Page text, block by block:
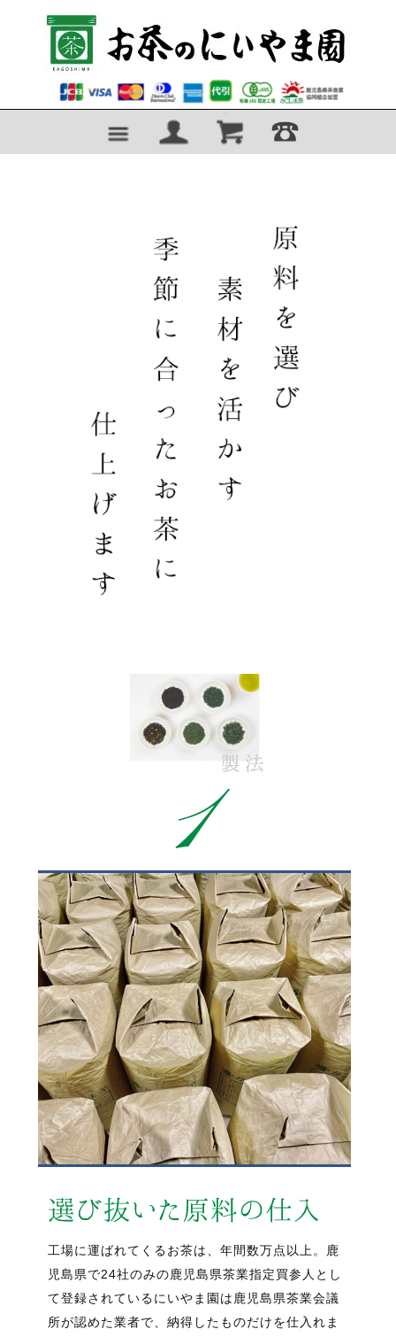
工場に運ばれてくるお茶は、年間数万点以上。鹿
児島県で24社のみの鹿児島県茶業指定買参人とし
て登録されているにいやま園は鹿児島県茶業会議
所が認めた業者で、納得したものだけを仕入れま